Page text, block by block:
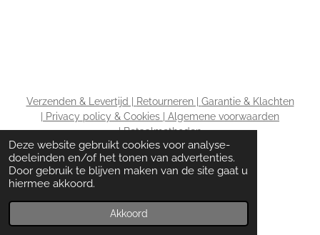
Deze website gebruikt cookies voor analyse-
doeleinden en/of het tonen van advertenties.
Door gebruik te blijven maken van de site gaat u
hiermee akkoord.
Akkoord
Verzenden & Levertijd | Retourneren | Garantie & Klachten
Privacy policy & Cookies | Algemene voorwaarden
|Betaalmethoden
© 2020 - 2026 The Wardrobe ladies